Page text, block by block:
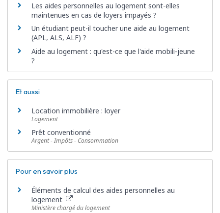
Les aides personnelles au logement sont-elles
maintenues en cas de loyers impayés ?
Un étudiant peut-il toucher une aide au logement
(APL, ALS, ALF) ?
Aide au logement : qu'est-ce que l'aide mobili-jeune
?
Et aussi
Location immobilière : loyer
Logement
Prêt conventionné
Argent - Impôts - Consommation
Pour en savoir plus
Éléments de calcul des aides personnelles au
logement
Ministère chargé du logement